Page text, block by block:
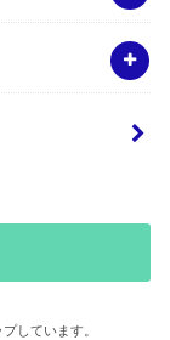
しています。